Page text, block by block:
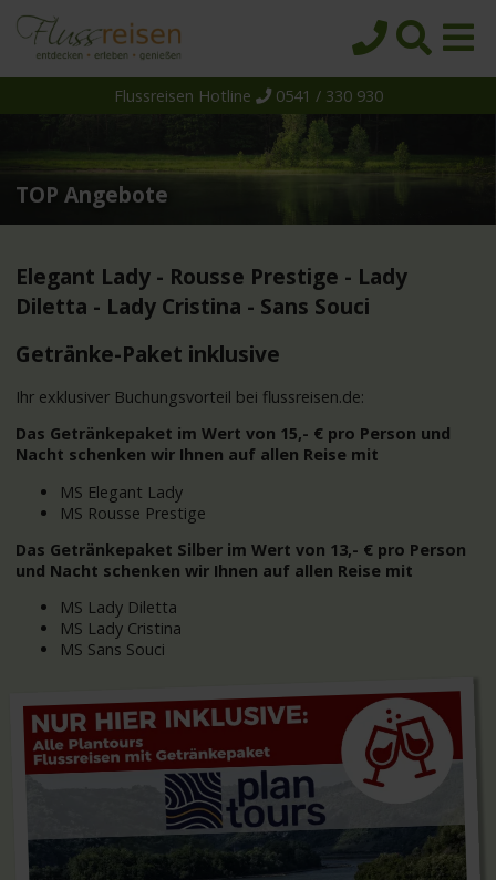
Reiseziele
Themen
Reedereien
Schiffe
Über uns
Wissen
Suche
Flussreisen Hotline 0541 / 330 930
TOP Angebote
Elegant Lady - Rousse Prestige - Lady
Diletta - Lady Cristina - Sans Souci
Getränke-Paket inklusive
Ihr exklusiver Buchungsvorteil bei flussreisen.de:
Das Getränkepaket im Wert von 15,- € pro Person und
Nacht schenken wir Ihnen auf allen Reise mit
MS Elegant Lady
MS Rousse Prestige
Das Getränkepaket Silber im Wert von 13,- € pro Person
und Nacht schenken wir Ihnen auf allen Reise mit
MS Lady Diletta
MS Lady Cristina
MS Sans Souci